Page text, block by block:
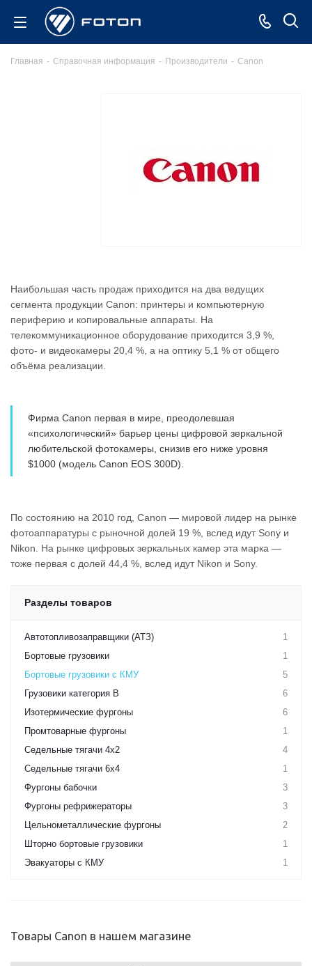
Главная - Справочная информация - Производители - Canon
Наибольшая часть продаж приходится на два ведущих
сегмента продукции Canon: принтеры и компьютерную
периферию и копировальные аппараты. На
телекоммуникационное оборудование приходится 3,9 %,
фото- и видеокамеры 20,4 %, а на оптику 5,1 % от общего
объёма реализации.
Фирма Canon первая в мире, преодолевшая
«психологический» барьер цены цифровой зеркальной
любительской фотокамеры, снизив его ниже уровня
$1000 (модель Canon EOS 300D).
По состоянию на 2010 год, Canon — мировой лидер на рынке
фотоаппаратуры c рыночной долей 19 %, вслед идут Sony и
Nikon. На рынке цифровых зеркальных камер эта марка —
тоже первая с долей 44,4 %, вслед идут Nikon и Sony.
Разделы товаров
Автотопливозаправщики (АТЗ)
1
Бортовые грузовики
1
Бортовые грузовики с КМУ
5
Грузовики категория B
6
Изотермические фургоны
6
Промтоварные фургоны
1
Седельные тягачи 4х2
4
Седельные тягачи 6х4
1
Фургоны бабочки
3
Фургоны рефрижераторы
3
Цельнометаллические фургоны
2
Шторно бортовые грузовики
1
Эвакуаторы с КМУ
1
Товары Canon в нашем магазине